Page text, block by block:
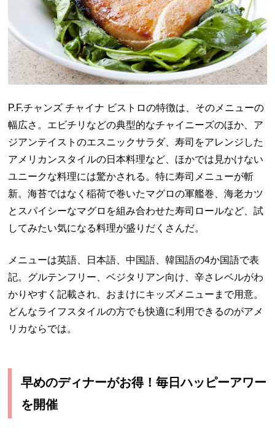
P.F.チャンズ チャイナ ビストロの特徴は、そのメニューの
幅広さ。エビチリなどの典型的なチャイニーズのほか、ア
ジアンテイストのエスニックサラダ、寿司をアレンジした
アメリカンスタイルの日本料理など、ほかでは見かけない
ユニークな料理には驚かされる。特に寿司メニューが斬
新。海苔ではなく稲荷で巻いたマグロの軍艦巻、海老カツ
とスパイシーなマグロを組み合わせた寿司ロールなど、試
してみたい気になる料理が盛りだくさんだ。
メニューは英語、日本語、中国語、韓国語の4か国語で表
記。グルテンフリー、ベジタリアン向け、辛さレベルがわ
かりやすく記載され、おまけにキッズメニューまで用意。
どんなライフスタイルの方でも快適に利用できるのがアメ
リカならでは。
早めのディナーがお得！毎日ハッピーアワー
を開催